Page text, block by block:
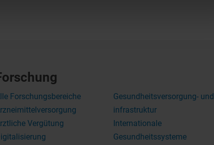
Forschungsbereiche
Vergütung
Gesundheitsversorgung- und
infrastruktur
Internationale
Gesundheitssysteme